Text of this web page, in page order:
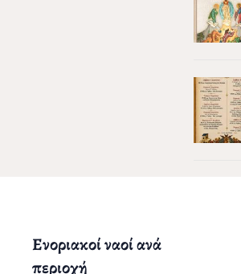
Ενοριακοί ναοί ανά
περιοχή